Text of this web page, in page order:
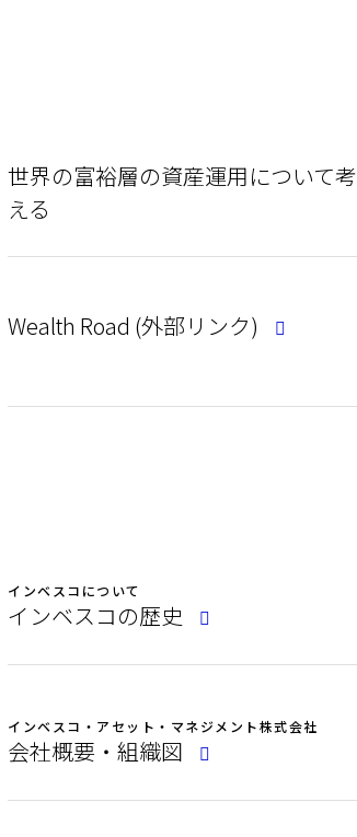
世界の富裕層の資産運用について考
える
Wealth Road (外部リンク)
インベスコについて
インベスコの歴史
インベスコ・アセット・マネジメント株式会社
会社概要・組織図